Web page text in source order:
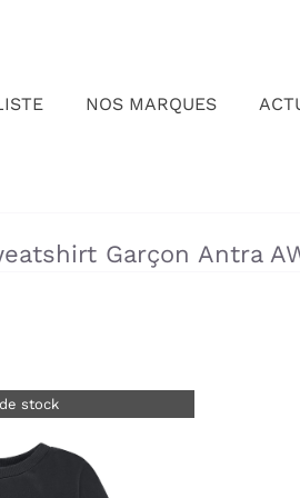
NOS MARQUES
Garçon Antra
stock